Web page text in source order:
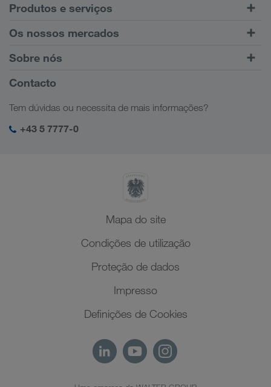
Produtos e serviços
Transporte rodoviário
Portal do cliente CONNECT
Soluções digitais
Soluções sectoriais
Os nossos mercados
Europa
Cáucaso
Ásia Central
Médio Oriente
Sobre nós
Informações Empresariais
Responsabilidade social
SHEQ-Management
Contacto
Tem dúvidas ou necessita de mais informações?
+43 5 7777-0
Mapa do site
Condições de utilização
Proteção de dados
Impresso
Definições de Cookies